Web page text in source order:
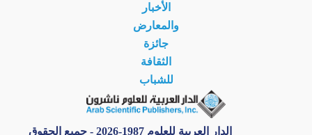
الأخبار
والمعارض
جائزة
الثقافة
للشباب
الدار العربية للعلوم 1987-2026 - جميع الحقوق